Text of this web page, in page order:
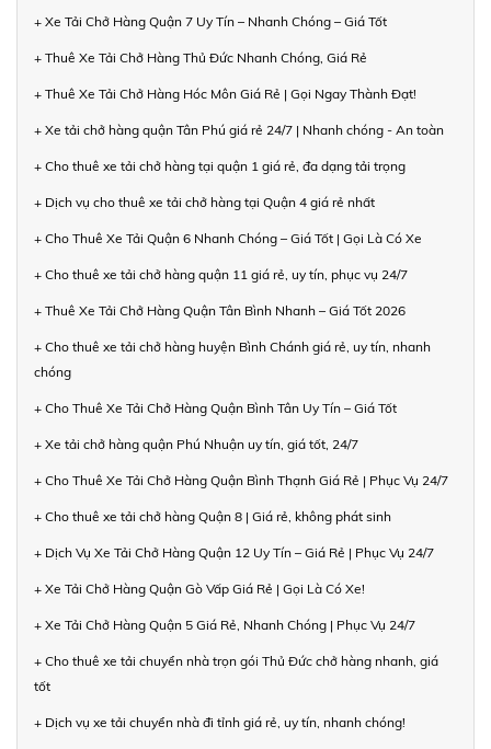
+ Xe Tải Chở Hàng Quận 7 Uy Tín – Nhanh Chóng – Giá Tốt
+ Thuê Xe Tải Chở Hàng Thủ Đức Nhanh Chóng, Giá Rẻ
+ Thuê Xe Tải Chở Hàng Hóc Môn Giá Rẻ | Gọi Ngay Thành Đạt!
+ Xe tải chở hàng quận Tân Phú giá rẻ 24/7 | Nhanh chóng - An toàn
+ Cho thuê xe tải chở hàng tại quận 1 giá rẻ, đa dạng tải trọng
+ Dịch vụ cho thuê xe tải chở hàng tại Quận 4 giá rẻ nhất
+ Cho Thuê Xe Tải Quận 6 Nhanh Chóng – Giá Tốt | Gọi Là Có Xe
+ Cho thuê xe tải chở hàng quận 11 giá rẻ, uy tín, phục vụ 24/7
+ Thuê Xe Tải Chở Hàng Quận Tân Bình Nhanh – Giá Tốt 2026
+ Cho thuê xe tải chở hàng huyện Bình Chánh giá rẻ, uy tín, nhanh
chóng
+ Cho Thuê Xe Tải Chở Hàng Quận Bình Tân Uy Tín – Giá Tốt
+ Xe tải chở hàng quận Phú Nhuận uy tín, giá tốt, 24/7
+ Cho Thuê Xe Tải Chở Hàng Quận Bình Thạnh Giá Rẻ | Phục Vụ 24/7
+ Cho thuê xe tải chở hàng Quận 8 | Giá rẻ, không phát sinh
+ Dịch Vụ Xe Tải Chở Hàng Quận 12 Uy Tín – Giá Rẻ | Phục Vụ 24/7
+ Xe Tải Chở Hàng Quận Gò Vấp Giá Rẻ | Gọi Là Có Xe!
+ Xe Tải Chở Hàng Quận 5 Giá Rẻ, Nhanh Chóng | Phục Vụ 24/7
+ Cho thuê xe tải chuyển nhà trọn gói Thủ Đức chở hàng nhanh, giá
tốt
+ Dịch vụ xe tải chuyển nhà đi tỉnh giá rẻ, uy tín, nhanh chóng!